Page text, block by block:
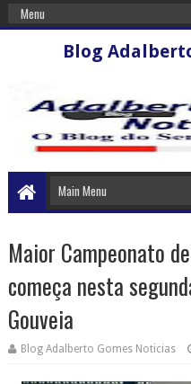
Blog
Maior Campeonato
começa nesta
Gouveia
Blog Adalberto Gomes Noticias